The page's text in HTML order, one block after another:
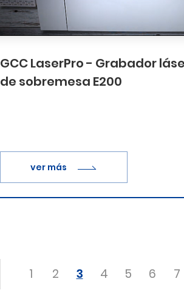
GCC LaserPro - Grabador
de sobremesa E200
ver más
1 2 3 4 5 6 7